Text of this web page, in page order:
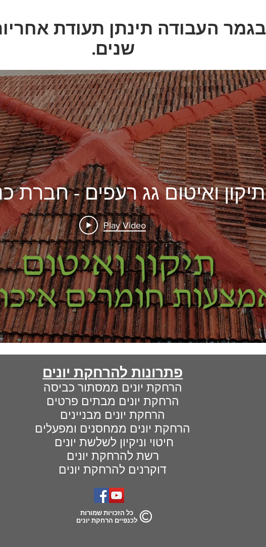
שנים.
תיקון ואיטום גג רעפים - חברת
Play Video
פתרונות להרחקת יונים
הרחקת יונים ממסתור כביסה
הרחקת יונים מבתים פרטים
הרחקת יונים מבניינים
הרחקת יונים ממחסנים ומפעלים
חיטוי וניקיון לשלשת יונים
רשת להרחקת יונים
דוקרנים להרחקת יונים
כל הזכויות שמורות
לכנפיים הרחקת יונים